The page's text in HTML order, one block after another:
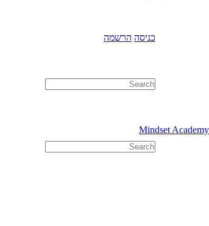
כניסה הרשמה
Mindset Academy